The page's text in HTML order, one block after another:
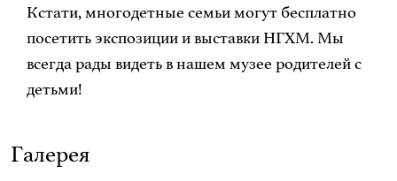
Кстати, многодетные семьи могут бесплатно
посетить экспозиции и выставки НГХМ. Мы
всегда рады видеть в нашем музее родителей с
детьми!
Галерея